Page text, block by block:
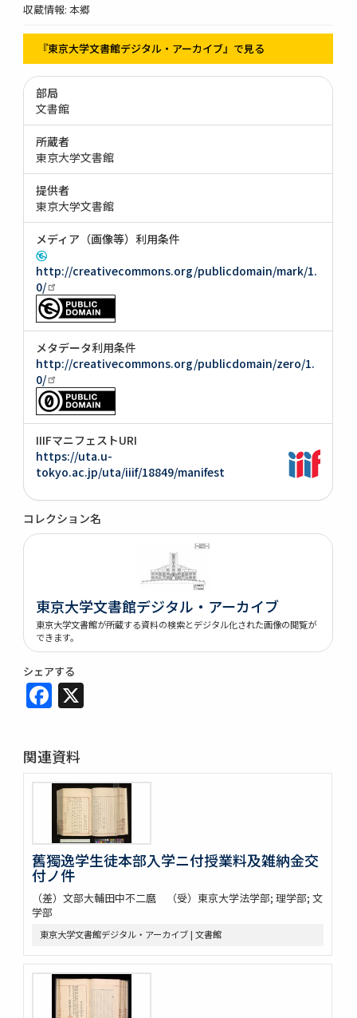
収蔵情報: 本郷
『東京大学文書館デジタル・アーカイブ』で見る
部局
文書館
所蔵者
東京大学文書館
提供者
東京大学文書館
メディア（画像等）利用条件
http://creativecommons.org/publicdomain/mark/1.
0/
メタデータ利用条件
http://creativecommons.org/publicdomain/zero/1.
0/
IIIFマニフェストURI
https://uta.u-
tokyo.ac.jp/uta/iiif/18849/manifest
コレクション名
東京大学文書館デジタル・アーカイブ
東京大学文書館が所蔵する資料の検索とデジタル化された画像の閲覧が
できます。
シェアする
Facebook
関連資料
舊獨逸学生徒本部入学ニ付授業料及雑納金交
付ノ件
（差）文部大輔田中不二麿 （受）東京大学法学部; 理学部; 文
学部
東京大学文書館デジタル・アーカイブ | 文書館